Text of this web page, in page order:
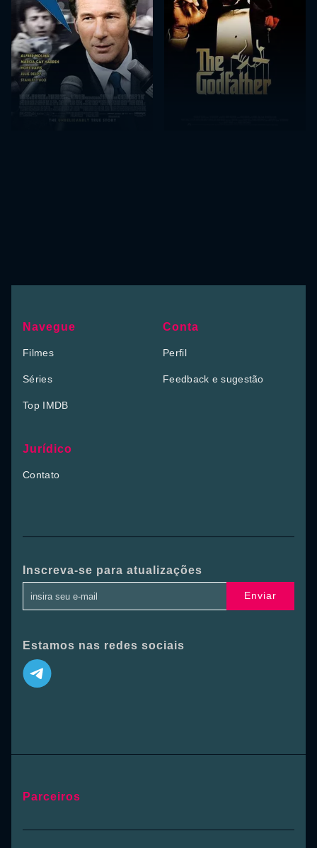
Navegue
Filmes
Séries
Top IMDB
Conta
Perfil
Feedback e sugestão
Jurídico
Contato
Inscreva-se para atualizações
Enviar
Estamos nas redes sociais
Parceiros